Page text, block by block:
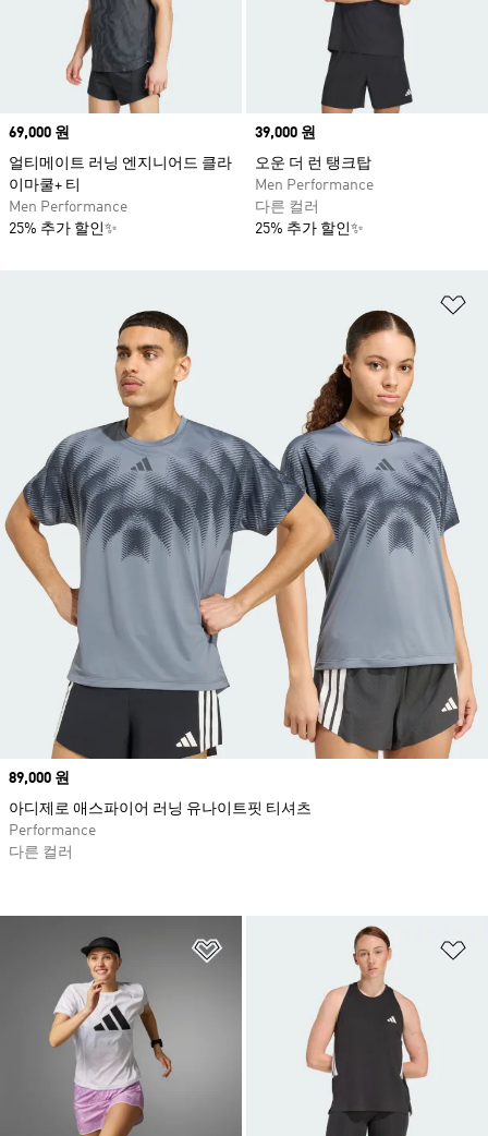
Price
69,000 원
얼티메이트 러닝 엔지니어드 클라
이마쿨+ 티
Men Performance
25% 추가 할인✨
Price
39,000 원
오운 더 런 탱크탑
Men Performance
다른 컬러
25% 추가 할인✨
Price
89,000 원
아디제로 애스파이어 러닝 유나이트핏 티셔츠
Performance
다른 컬러